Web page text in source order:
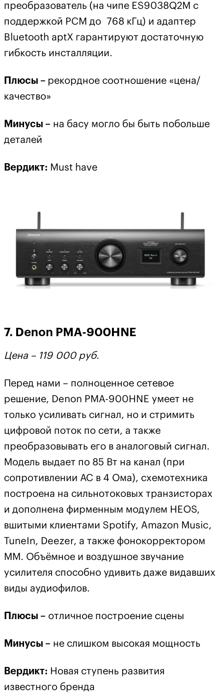
преобразователь (на чипе ES9038Q2M с
поддержкой PCМ до 768 кГц) и адаптер
Bluetooth aptX гарантируют достаточную
гибкость инсталляции.
Плюсы – рекордное соотношение «цена/
качество»
Минусы – на басу могло бы быть побольше
деталей
Вердикт: Must have
7. Denon PMA-900HNE
Цена – 119 000 руб.
Перед нами – полноценное сетевое
решение, Denon PMA-900HNE умеет не
только усиливать сигнал, но и стримить
цифровой поток по сети, а также
преобразовывать его в аналоговый сигнал.
Модель выдает по 85 Вт на канал (при
сопротивлении АС в 4 Ома), схемотехника
построена на сильнотоковых транзисторах
и дополнена фирменным модулем HEOS,
вшитыми клиентами Spotify, Amazon Music,
TuneIn, Deezer, а также фонокорректором
MM. Объёмное и воздушное звучание
усилителя способно удивить даже видавших
виды аудиофилов.
Плюсы – отличное построение сцены
Минусы – не слишком высокая мощность
Вердикт: Новая ступень развития
известного бренда